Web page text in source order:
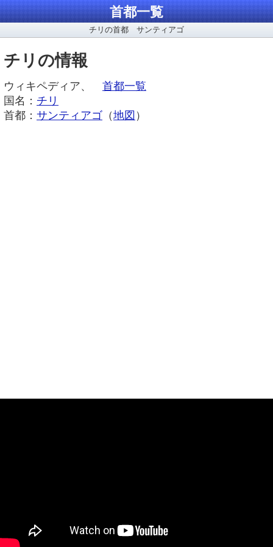
首都一覧
チリの首都 サンティアゴ
チリの情報
ウィキペディア、 首都一覧
国名： チリ
首都： サンティアゴ （地図 ）